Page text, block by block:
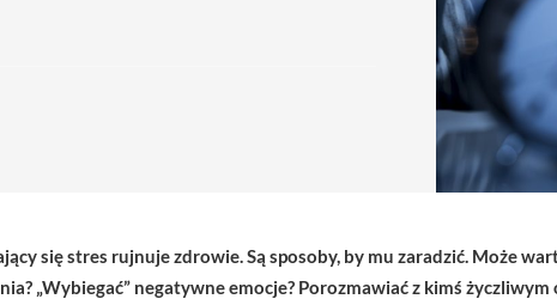
się stres rujnuje zdrowie. Są sposoby, by mu zaradzić. Może
„Wybiegać” negatywne emocje? Porozmawiać z kimś życzliwym